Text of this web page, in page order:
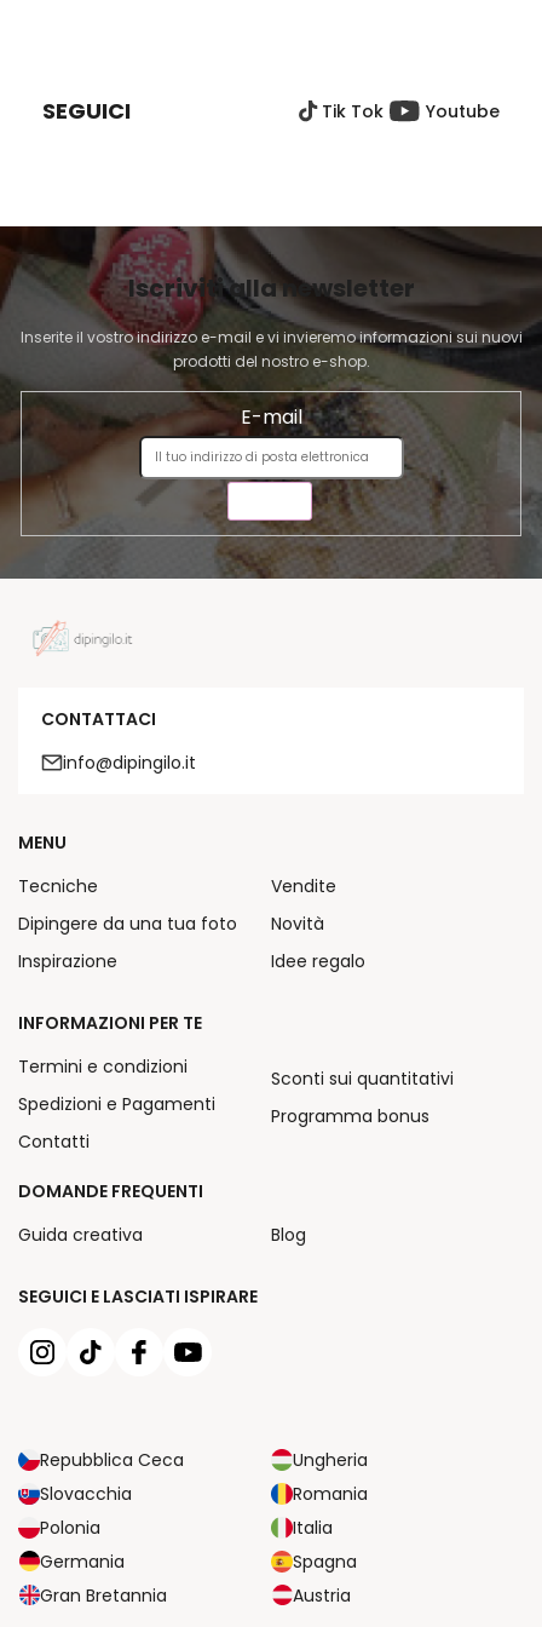
'
e
l
e
n
c
o
G
N
SEGUICI Tik Tok Youtube
Iscriviti alla newsletter
Inserite il vostro indirizzo e-mail e vi invieremo informazioni sui nuovi
prodotti del nostro e-shop.
E-mail
CONTATTACI
info@dipingilo.it
SEGUICI E LASCIATI ISPIRARE
Repubblica Ceca
Ungheria
Slovacchia
Romania
Polonia
Italia
Germania
Spagna
Gran Bretannia
Austria
MENU
Tecniche
Dipingere da una tua foto
Inspirazione
Vendite
Novità
Idee regalo
INFORMAZIONI PER TE
Termini e condizioni
Spedizioni e Pagamenti
Contatti
Sconti sui quantitativi
Programma bonus
DOMANDE FREQUENTI
Guida creativa
Blog